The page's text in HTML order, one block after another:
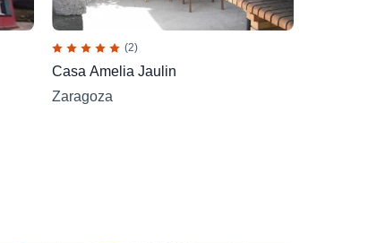
(2)
Casa Amelia Jaulin
Zaragoza